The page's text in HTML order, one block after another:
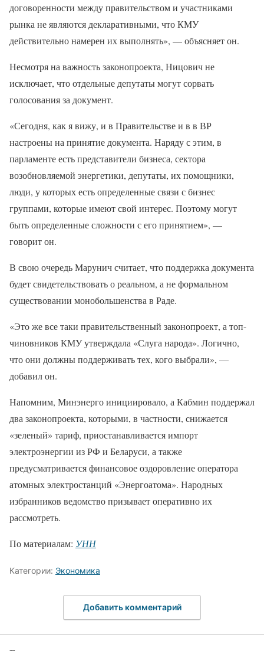
договоренности между правительством и участниками
рынка не являются декларативными, что КМУ
действительно намерен их выполнять», — объясняет он.
Несмотря на важность законопроекта, Ницович не
исключает, что отдельные депутаты могут сорвать
голосования за документ.
«Сегодня, как я вижу, и в Правительстве и в в ВР
настроены на принятие документа. Наряду с этим, в
парламенте есть представители бизнеса, сектора
возобновляемой энергетики, депутаты, их помощники,
люди, у которых есть определенные связи с бизнес
группами, которые имеют свой интерес. Поэтому могут
быть определенные сложности с его принятием», —
говорит он.
В свою очередь Марунич считает, что поддержка документа
будет свидетельствовать о реальном, а не формальном
существовании монобольшенства в Раде.
«Это же все таки правительственный законопроект, а топ-
чиновников КМУ утверждала «Слуга народа». Логично,
что они должны поддерживать тех, кого выбрали», —
добавил он.
Напомним, Минэнерго инициировало, а Кабмин поддержал
два законопроекта, которыми, в частности, снижается
«зеленый» тариф, приостанавливается импорт
электроэнергии из РФ и Беларуси, а также
предусматривается финансовое оздоровление оператора
атомных электростанций «Энергоатома». Народных
избранников ведомство призывает оперативно их
рассмотреть.
По материалам: УНН
Категории: Экономика
Добавить комментарий